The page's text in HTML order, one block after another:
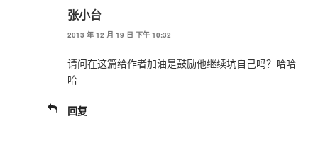
张小台
2013 年 12 月 19 日 下午 10:32
请问在这篇给作者加油是鼓励他继续坑自己吗？哈哈
哈
回复